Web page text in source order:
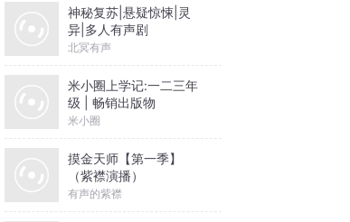
神秘复苏|悬疑惊悚|灵
异|多人有声剧
北冥有声
米小圈上学记:一二三年
级 | 畅销出版物
米小圈
摸金天师【第一季】
（紫襟演播）
有声的紫襟